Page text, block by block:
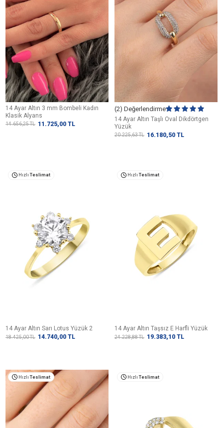
14 Ayar Altın 3 mm Bombeli Kadın
Klasik Alyans
14.656,25TL 11.725,00 TL
(2) Değerlendirme
14 Ayar Altın Taşlı Oval Dikdörtgen
Yüzük
20.225,63TL 16.180,50 TL
Hızlı Teslimat
14 Ayar Altın Sarı Lotus Yüzük 2
18.425,00TL 14.740,00 TL
Hızlı Teslimat
14 Ayar Altın Taşsız E Harfli Yüzük
24.228,88TL 19.383,10 TL
Hızlı Teslimat Hızlı Teslimat